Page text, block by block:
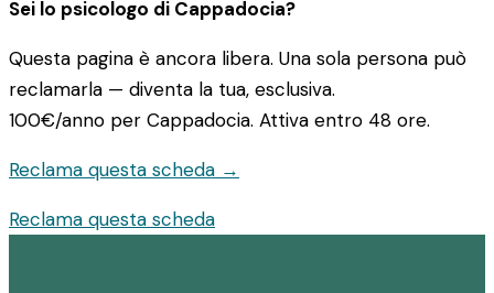
Sei lo psicologo di Cappadocia?
Questa pagina è ancora libera. Una sola persona può
reclamarla — diventa la tua, esclusiva.
100€/anno per Cappadocia. Attiva entro 48 ore.
Reclama questa scheda →
Reclama questa scheda